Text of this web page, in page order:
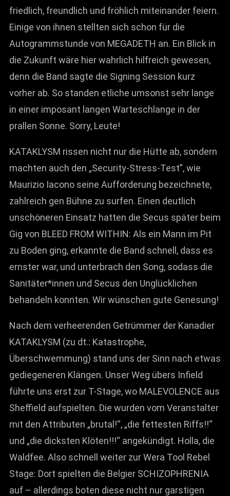
friedlich, freundlich und fröhlich miteinander feiern.
Einige von ihnen stellten sich schon für die
Autogrammstunde von MEGADETH an. Ein Blick in
die Zukunft wäre hier wahrlich hilfreich gewesen,
denn die Band sagte die Signing Session kurz
vorher ab. So standen etliche umsonst sehr lange
in einer imposant langen Warteschlange in der
prallen Sonne. Sorry, Leute!
KATAKLYSM rissen nicht nur die Hütte ab, sondern
machten auch den „Security-Stress-Test”, wie
Maurizio Iacono seine Aufforderung bezeichnete,
zahlreich gen Bühne zu surfen. Einen deutlich
unschöneren Einsatz hatten die Secus später beim
Gig von BLEED FROM WITHIN: Als ein Mann im Pit
zu Boden ging, erkannte die Band schnell, dass es
ernster war, und unterbrach den Song, sodass die
Sanitäter*innen und Secus den Unglücklichen
behandeln konnten. Wir wünschen gute Genesung!
Nach dem verheerenden Getrümmer der Kanadier
KATAKLYSM (zu dt.: Katastrophe,
Überschwemmung) stand uns der Sinn nach etwas
gediegeneren Klängen. Unser Weg übers Infield
führte uns erst zur T-Stage, wo MALEVOLENCE aus
Sheffield aufspielten. Die wurden vom Veranstalter
mit den Attributen „brutal!“, „die fettesten Riffs!!“
und „die dicksten Klöten!!!“ angekündigt. Holla, die
Waldfee. Also schnell weiter zur Wera Tool Rebel
Stage: Dort spielten die Belgier SCHIZOPHRENIA
auf – allerdings boten diese nicht nur garstigen